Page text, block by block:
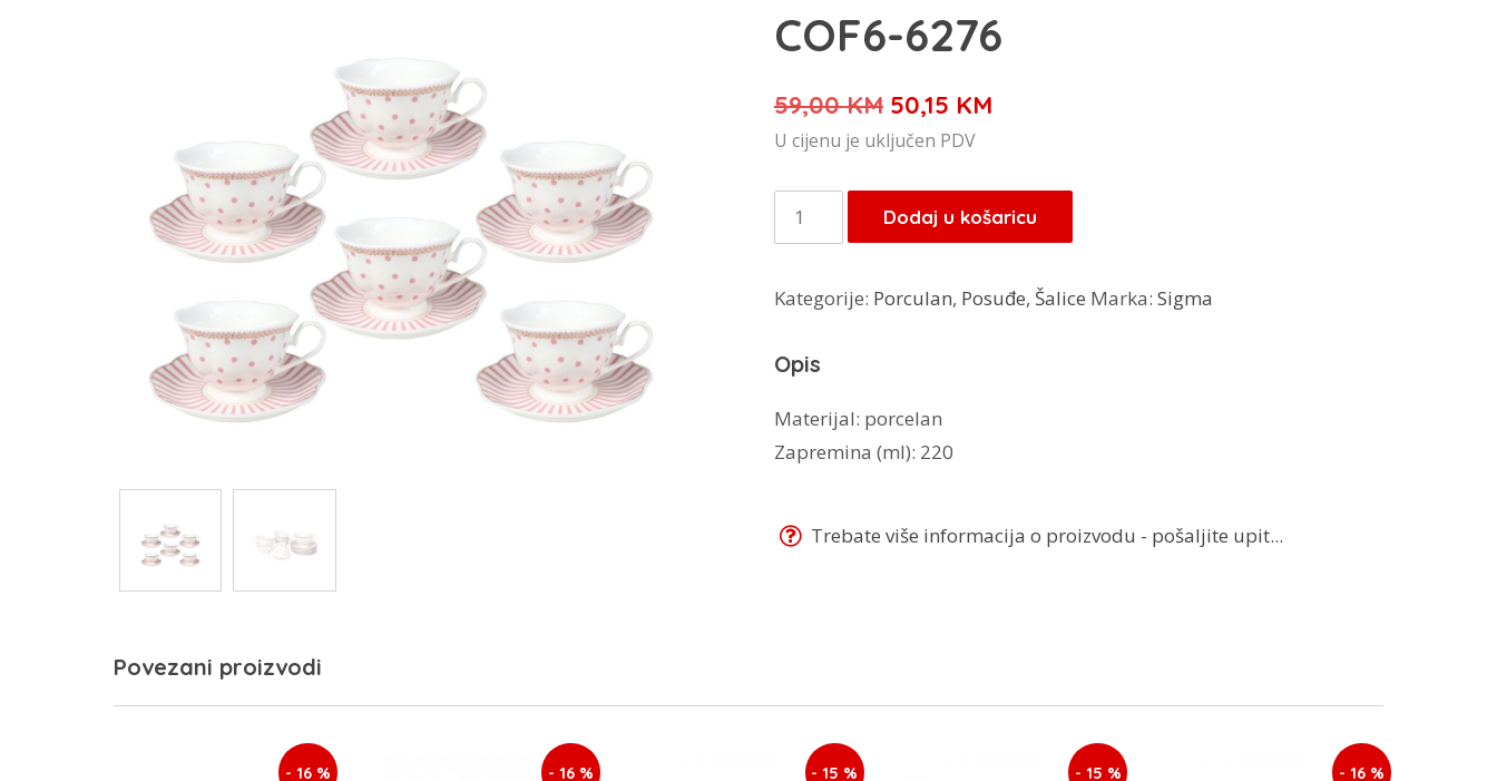
COF6-6276
59,00KM Izvorna
cijena
je:
59,00 KM.
50,15 KMTrenutna
50,15 KM.
U cijenu je uključen PDV
Sigma
set
6/1
COF6-
količina
Dodaj u košaricu
Kategorije: Porculan, Posuđe, Šalice Marka: Sigma
Opis
Materijal: porcelan
Zapremina (ml): 220
Trebate više informacija o proizvodu - pošaljite upit...
Povezani proizvodi
- 16 % - 16 % - 15 % - 15 % - 16 %